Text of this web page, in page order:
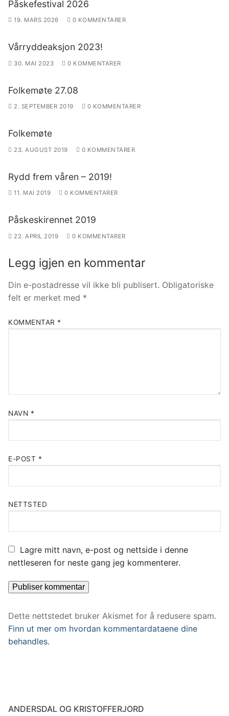
Påskefestival 2026
19. MARS 2026 0 KOMMENTARER
Vårryddeaksjon 2023!
30. MAI 2023 0 KOMMENTARER
Folkemøte 27.08
2. SEPTEMBER 2019 0 KOMMENTARER
Folkemøte
23. AUGUST 2019 0 KOMMENTARER
Rydd frem våren – 2019!
11. MAI 2019 0 KOMMENTARER
Påskeskirennet 2019
22. APRIL 2019 0 KOMMENTARER
Legg igjen en kommentar
Din e-postadresse vil ikke bli publisert. Obligatoriske
felt er merket med *
KOMMENTAR *
NAVN *
E-POST *
NETTSTED
Lagre mitt navn, e-post og nettside i denne
nettleseren for neste gang jeg kommenterer.
Dette nettstedet bruker Akismet for å redusere spam.
Finn ut mer om hvordan kommentardataene dine
behandles.
ANDERSDAL OG KRISTOFFERJORD